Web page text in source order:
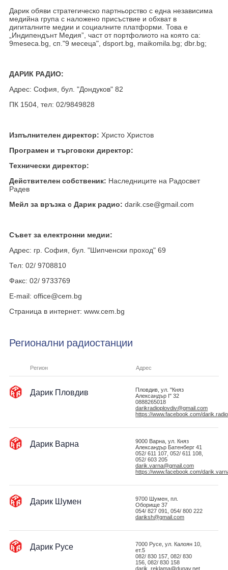
Дарик обяви стратегическо партньорство с една независима
медийна група с наложено присъствие и обхват в
дигиталните медии и социалните платформи. Това е
„Индипендънт Медия”, част от портфолиото на която са:
9meseca.bg, сп."9 месеца", dsport.bg, maikomila.bg; dbr.bg;
ДАРИК РАДИО:
Адрес: София, бул. "Дондуков" 82
ПК 1504, тел: 02/9849828
Изпълнителен директор: Христо Христов
Програмен и търговски директор:
Технически директор:
Действителен собственик: Наследниците на Радосвет
Радев
Мейл за връзка с Дарик радио: darik.cse@gmail.com
Съвет за електронни медии:
Адрес: гр. София, бул. "Шипченски проход" 69
Тел: 02/ 9708810
Факс: 02/ 9733769
E-mail: office@cem.bg
Страница в интернет: www.cem.bg
Регионални радиостанции
Регион Адрес
Дарик Пловдив
Пловдив, ул. "Княз
Александър I" 32
0888265018
darikradioplovdiv@gmail.com
https://www.facebook.com/
Дарик Варна
9000 Варна, ул. Княз
Александър Батенберг 41
052/ 611 107, 052/ 611 108,
052/ 603 205
darik.varna@gmail.com
https://www.facebook.com/
Дарик Шумен
9700 Шумен, пл.
Оборище 37
054/ 827 091, 054/ 800 222
dariksh@gmail.com
Дарик Русе
7000 Русе, ул. Калоян 10,
ет.5
082/ 830 157, 082/ 830
156, 082/ 830 158
darik_reklama@dunav.net,